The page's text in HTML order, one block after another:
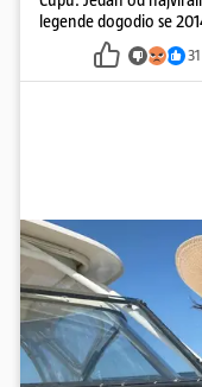
legende dogodio se
pažnju odvlačila
31